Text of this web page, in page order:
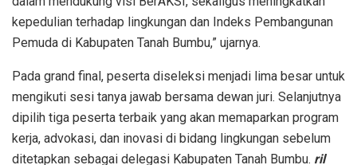
kepedulian terhadap lingkungan dan Indeks Pembangunan
Pemuda di Kabupaten Tanah Bumbu,” ujarnya.
Pada grand final, peserta diseleksi menjadi lima besar untuk
mengikuti sesi tanya jawab bersama dewan juri. Selanjutnya
dipilih tiga peserta terbaik yang akan memaparkan program
kerja, advokasi, dan inovasi di bidang lingkungan sebelum
ditetapkan sebagai delegasi Kabupaten Tanah Bumbu. ril